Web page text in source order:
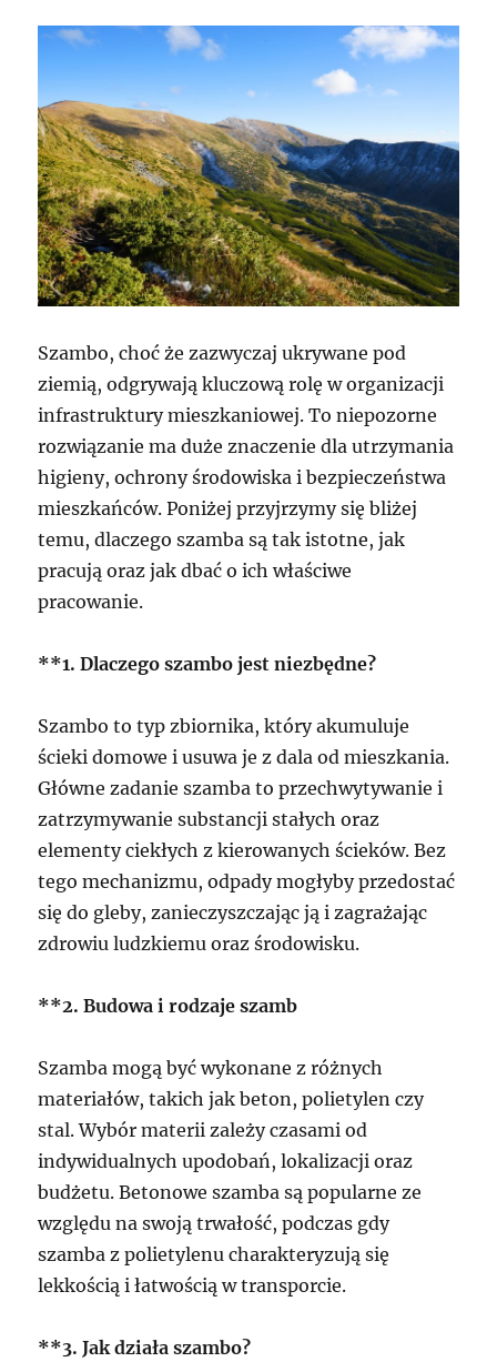
Szambo, choć że zazwyczaj ukrywane pod
ziemią, odgrywają kluczową rolę w organizacji
infrastruktury mieszkaniowej. To niepozorne
rozwiązanie ma duże znaczenie dla utrzymania
higieny, ochrony środowiska i bezpieczeństwa
mieszkańców. Poniżej przyjrzymy się bliżej
temu, dlaczego szamba są tak istotne, jak
pracują oraz jak dbać o ich właściwe
pracowanie.
**1. Dlaczego szambo jest niezbędne?
Szambo to typ zbiornika, który akumuluje
ścieki domowe i usuwa je z dala od mieszkania.
Główne zadanie szamba to przechwytywanie i
zatrzymywanie substancji stałych oraz
elementy ciekłych z kierowanych ścieków. Bez
tego mechanizmu, odpady mogłyby przedostać
się do gleby, zanieczyszczając ją i zagrażając
zdrowiu ludzkiemu oraz środowisku.
**2. Budowa i rodzaje szamb
Szamba mogą być wykonane z różnych
materiałów, takich jak beton, polietylen czy
stal. Wybór materii zależy czasami od
indywidualnych upodobań, lokalizacji oraz
budżetu. Betonowe szamba są popularne ze
względu na swoją trwałość, podczas gdy
szamba z polietylenu charakteryzują się
lekkością i łatwością w transporcie.
**3. Jak działa szambo?